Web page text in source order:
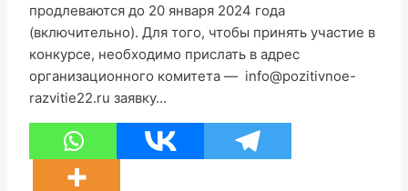
продлеваются до 20 января 2024 года
(включительно). Для того, чтобы принять участие в
конкурсе, необходимо прислать в адрес
организационного комитета — info@pozitivnoe-
razvitie22.ru заявку…